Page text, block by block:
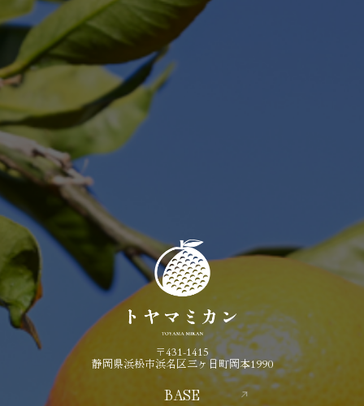
〒431-1415
静岡県浜松市浜名区三ヶ日町岡本1990
BASE